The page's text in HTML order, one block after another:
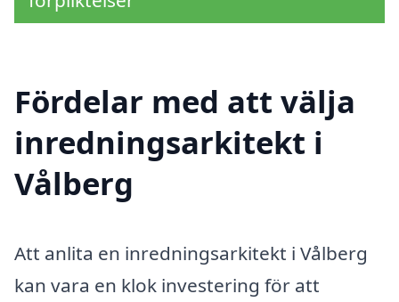
Fördelar med att välja
inredningsarkitekt i
Vålberg
Att anlita en inredningsarkitekt i Vålberg
kan vara en klok investering för att